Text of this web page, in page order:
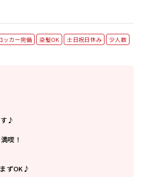
ッカー完備 染髪OK 土日祝日休み
少人数
♪
喫！
ずOK♪